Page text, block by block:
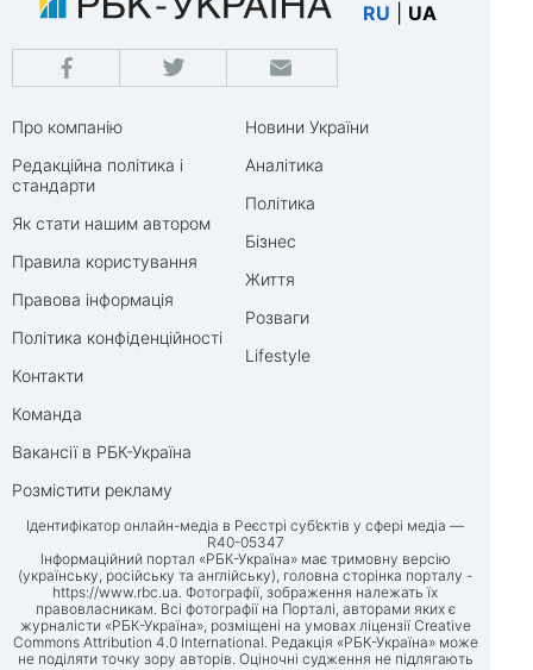
RU UA
Про компанію
Редакційна політика і
стандарти
Як стати нашим автором
Правила користування
Правова інформація
Політика конфіденційності
Контакти
Команда
Вакансії в РБК-Україна
Розмістити рекламу
Новини України
Аналітика
Політика
Бізнес
Життя
Розваги
Lifestyle
Ідентифікатор онлайн-медіа в Реєстрі суб’єктів у сфері медіа —
R40-05347
Інформаційний портал «РБК-Україна» має тримовну версію
(українську, російську та англійську), головна сторінка порталу -
https://www.rbc.ua. Фотографії, зображення належать їх
правовласникам. Всі фотографії на Порталі, авторами яких є
журналісти «РБК-Україна», розміщені на умовах ліцензії Creative
Commons Attribution 4.0 International. Редакція «РБК-Україна» може
не поділяти точку зору авторів. Оціночні судження не підлягають